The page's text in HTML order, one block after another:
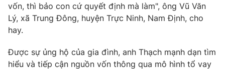
vốn, thì bảo con cứ quyết định mà làm", ông Vũ Văn
Lý, xã Trung Đông, huyện Trực Ninh, Nam Định, cho
hay.
Được sự ủng hộ của gia đình, anh Thạch mạnh dạn tìm
hiểu và tiếp cận nguồn vốn thông qua mô hình tổ vay